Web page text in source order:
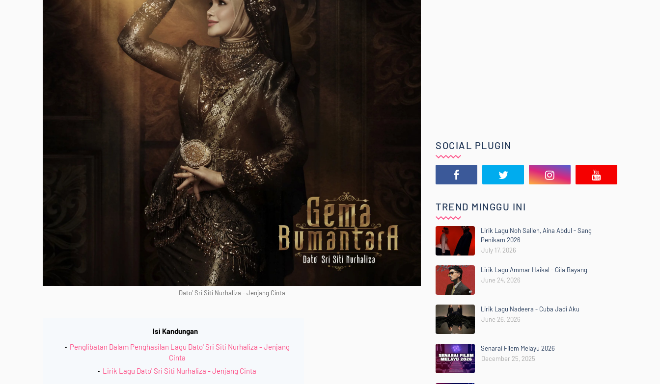
Dato' Sri Siti Nurhaliza - Jenjang Cinta
Isi Kandungan
Penglibatan Dalam Penghasilan Lagu Dato' Sri Siti Nurhaliza - Jenjang
Cinta
Lirik Lagu Dato' Sri Siti Nurhaliza - Jenjang Cinta
SOCIAL PLUGIN
TREND MINGGU INI
Lirik Lagu Noh Salleh, Aina Abdul - Sang
Penikam 2026
July 17, 2026
Lirik Lagu Ammar Haikal - Gila Bayang
June 24, 2026
Lirik Lagu Nadeera - Cuba Jadi Aku
June 26, 2026
Senarai Filem Melayu 2026
December 25, 2025